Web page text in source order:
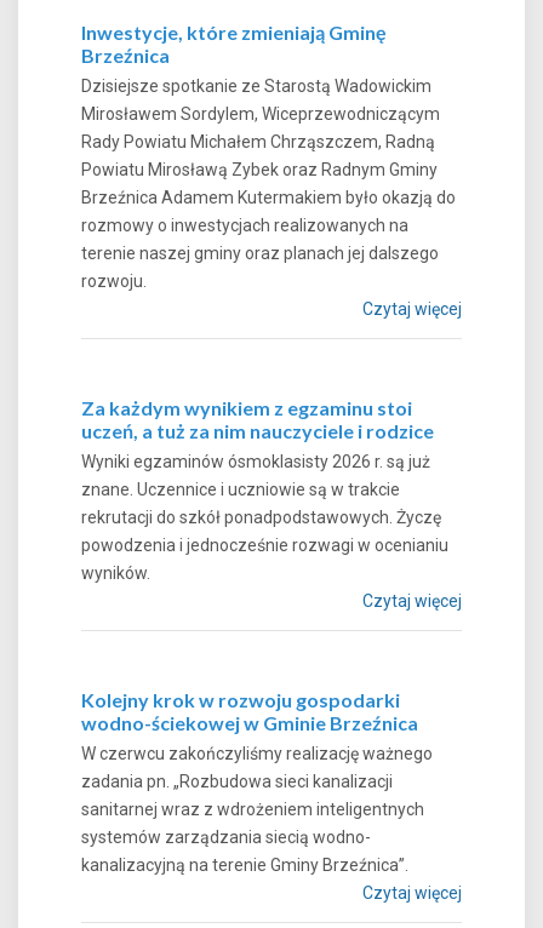
Inwestycje, które zmieniają Gminę
Brzeźnica
Dzisiejsze spotkanie ze Starostą Wadowickim
Mirosławem Sordylem, Wiceprzewodniczącym
Rady Powiatu Michałem Chrząszczem, Radną
Powiatu Mirosławą Zybek oraz Radnym Gminy
Brzeźnica Adamem Kutermakiem było okazją do
rozmowy o inwestycjach realizowanych na
terenie naszej gminy oraz planach jej dalszego
rozwoju.
Czytaj więcej
Za każdym wynikiem z egzaminu stoi
uczeń, a tuż za nim nauczyciele i rodzice
Wyniki egzaminów ósmoklasisty 2026 r. są już
znane. Uczennice i uczniowie są w trakcie
rekrutacji do szkół ponadpodstawowych. Życzę
powodzenia i jednocześnie rozwagi w ocenianiu
wyników.
Czytaj więcej
Kolejny krok w rozwoju gospodarki
wodno-ściekowej w Gminie Brzeźnica
W czerwcu zakończyliśmy realizację ważnego
zadania pn. „Rozbudowa sieci kanalizacji
sanitarnej wraz z wdrożeniem inteligentnych
systemów zarządzania siecią wodno-
kanalizacyjną na terenie Gminy Brzeźnica”.
Czytaj więcej